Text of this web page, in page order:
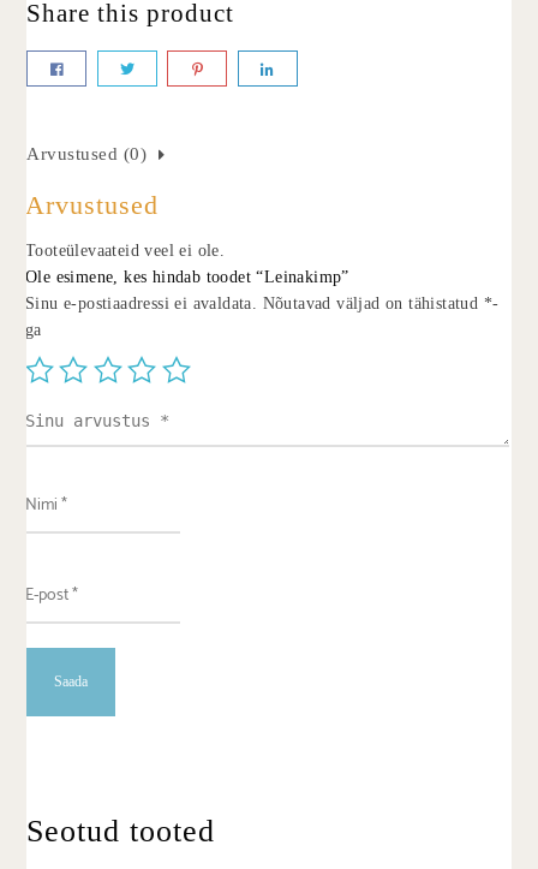
Share this product
Arvustused (0)
Arvustused
Tooteülevaateid veel ei ole.
Ole esimene, kes hindab toodet “Leinakimp”
Sinu e-postiaadressi ei avaldata.
Nõutavad väljad on tähistatud *-
ga
Seotud tooted